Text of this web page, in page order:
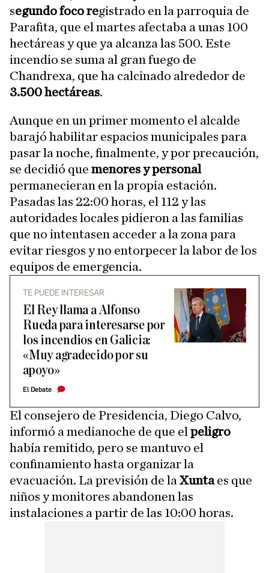
segundo foco registrado en la parroquia de
Parafita, que el martes afectaba a unas 100
hectáreas y que ya alcanza las 500. Este
incendio se suma al gran fuego de
Chandrexa, que ha calcinado alrededor de
3.500 hectáreas.
Aunque en un primer momento el alcalde
barajó habilitar espacios municipales para
pasar la noche, finalmente, y por precaución,
se decidió que menores y personal
permanecieran en la propia estación.
Pasadas las 22:00 horas, el 112 y las
autoridades locales pidieron a las familias
que no intentasen acceder a la zona para
evitar riesgos y no entorpecer la labor de los
equipos de emergencia.
TE PUEDE INTERESAR
El Rey llama a Alfonso
Rueda para interesarse por
los incendios en Galicia:
«Muy agradecido por su
apoyo»
El Debate
El consejero de Presidencia, Diego Calvo,
informó a medianoche de que el peligro
había remitido, pero se mantuvo el
confinamiento hasta organizar la
evacuación. La previsión de la Xuntaes que
niños y monitores abandonen las
instalaciones a partir de las 10:00 horas.